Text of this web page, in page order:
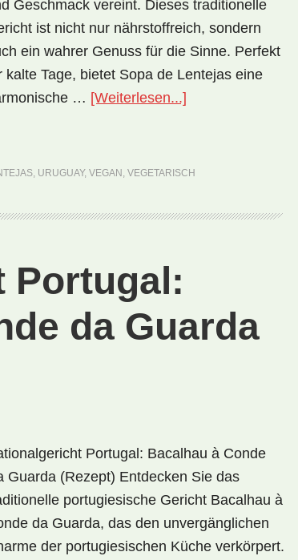
Geschmack vereint. Dieses traditionelle
ist nicht nur nährstoffreich, sondern
ein wahrer Genuss für die Sinne. Perfekt
kalte Tage, bietet Sopa de Lentejas eine
… [Weiterlesen...]
de
(Rezept)
, URUGUAY, VEGAN , VEGETARISCH
Portugal:
da Guarda
Portugal: Bacalhau à Conde
Guarda (Rezept) Entdecken Sie das
portugiesische Gericht Bacalhau à
da Guarda, das den unvergänglichen
der portugiesischen Küche verkörpert.